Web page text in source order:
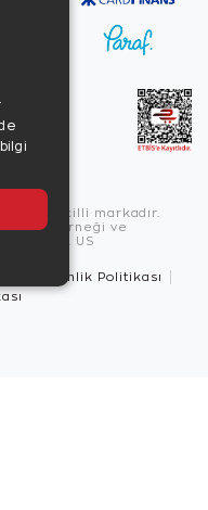
tescilli markadır.
Derneği ve
üyesidir. US
Güvenlik Politikası